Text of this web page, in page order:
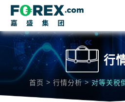
行
首页 > 行情分析 > 对等关税